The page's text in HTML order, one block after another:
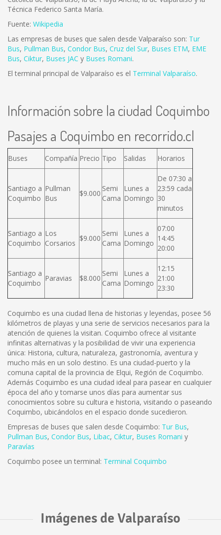
Técnica Federico Santa María.
Fuente: Wikipedia
Las empresas de buses que salen desde Valparaíso son: Tur
Bus, Pullman Bus, Condor Bus, Cruz del Sur, Buses ETM, EME
Bus, Ciktur, Buses JAC y Buses Romani.
El terminal principal de Valparaíso es el Terminal Valparaíso.
Información sobre la ciudad Coquimbo
Pasajes a Coquimbo en recorrido.cl
Buses Compañía Precio Tipo Salidas Horarios
Santiago a
Coquimbo
Pullman
Bus
$9.000
Semi
Cama
Lunes a
Domingo
De 07:30 a
23:59 cada
30
minutos
Santiago a
Coquimbo
Los
Corsarios
$9.000
Semi
Cama
Lunes a
Domingo
07:00
14:45
20:00
Santiago a
Coquimbo
Paravias $8.000
Semi
Cama
Lunes a
Domingo
12:15
21:00
23:30
Coquimbo es una ciudad llena de historias y leyendas, posee 56
kilómetros de playas y una serie de servicios necesarios para la
atención de quienes la visitan. Coquimbo ofrece al visitante
infinitas alternativas y la posibilidad de vivir una experiencia
única: Historia, cultura, naturaleza, gastronomía, aventura y
mucho más en un solo destino. Es una ciudad-puerto y la
comuna capital de la provincia de Elqui, Región de Coquimbo.
Además Coquimbo es una ciudad ideal para pasear en cualquier
época del año y tomarse unos días para aumentar sus
conocimientos sobre su cultura e historia, visitando o paseando
Coquimbo, ubicándolos en el espacio donde sucedieron.
Empresas de buses que salen desde Coquimbo: Tur Bus,
Pullman Bus, Condor Bus, Libac, Ciktur, Buses Romani y
Paravías
Coquimbo posee un terminal: Terminal Coquimbo
Imágenes de Valparaíso